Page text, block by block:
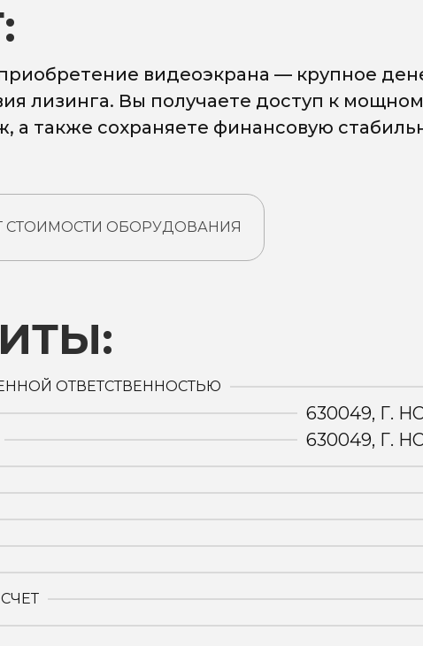
видеоэкрана — крупное
лизинга. Вы получаете доступ к
а также сохраняете финансовую
СТОИМОСТИ ОБОРУДОВАНИЯ
ОТВЕТСТВЕННОСТЬЮ
630049, Г.
630049, Г.